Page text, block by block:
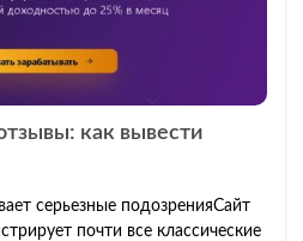
как вывести
серьезные подозренияСайт
почти все классические